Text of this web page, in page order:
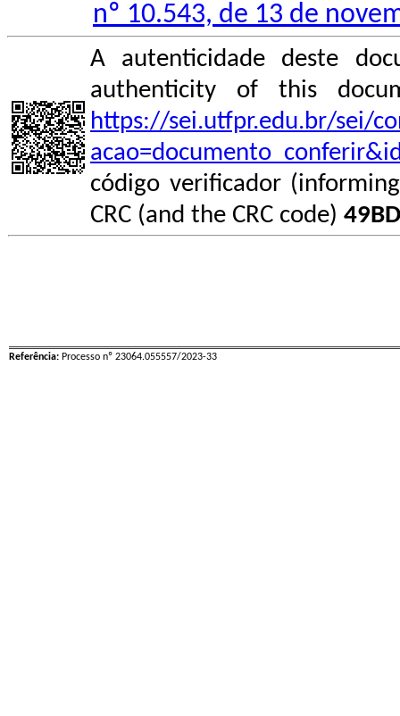
nº 10.543, de 13 de
A autenticidade deste
authenticity of this
https://sei.utfpr.edu.br/sei/
código verificador
CRC (and the CRC code)
Referência: Processo nº 23064.055557/2023-33